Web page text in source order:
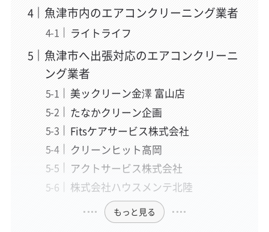
魚津市内のエアコンクリーニング業者
ライトライフ
魚津市へ出張対応のエアコンクリーニ
ング業者
美ックリーン金澤 富山店
たなかクリーン企画
Fitsケアサービス株式会社
クリーンヒット高岡
アクトサービス株式会社
株式会社ハウスメンテ北陸
もっと見る